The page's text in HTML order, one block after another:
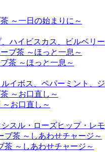
～一日の始まりに～
ハイビスカス、ビルベリ
茶 ～ほっと一息～
イボス、ペパーミント、
お口直し～
スル・ローズヒップ・レ
茶 ～しあわせチャージ～